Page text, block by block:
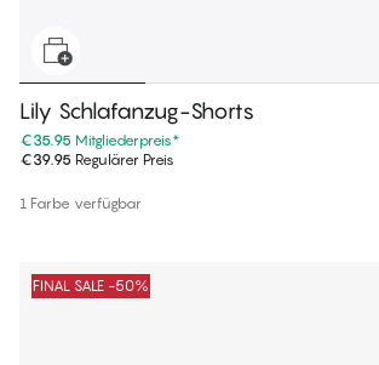
Lily Schlafanzug-Shorts
€35.95 Mitgliederpreis*
€39.95 Regulärer Preis
1 Farbe verfügbar
FINAL SALE -50%